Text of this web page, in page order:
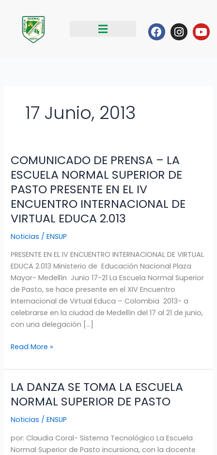
contenido
Facebook
17 Junio, 2013
COMUNICADO DE PRENSA – LA
ESCUELA NORMAL SUPERIOR DE
PASTO PRESENTE EN EL IV
ENCUENTRO INTERNACIONAL DE
VIRTUAL EDUCA 2.013
Noticias /ENSUP
PRESENTE EN EL IV ENCUENTRO INTERNACIONAL DE VIRTUAL
EDUCA 2.013 Ministerio de Educación Nacional Plaza
Mayor- Medellín Junio 17-21 La Escuela Normal Superior
de Pasto, se hace presente en el XIV Encuentro
Internacional de Virtual Educa – Colombia 2013- a
celebrarse en la ciudad de Medellín del 17 al 21 de junio,
con una delegación […]
COMUNICADO
DE
PRENSA
–
LA
ESCUELA
SUPERIOR
DE
PASTO
PRESENTE
EN
EL
IV
ENCUENTRO
DE
EDUCA
Read More »
LA DANZA SE TOMA LA ESCUELA
NORMAL SUPERIOR DE PASTO
Noticias /ENSUP
por: Claudia Coral- Sistema Tecnológico La Escuela
Normal Superior de Pasto incursiona, con la docente
LA
DANZA
SE
TOMA
ESCUELA